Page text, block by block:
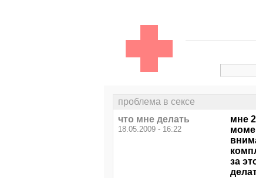
проблема в сексе
что мне делать
18.05.2009 - 16:22
мне
за